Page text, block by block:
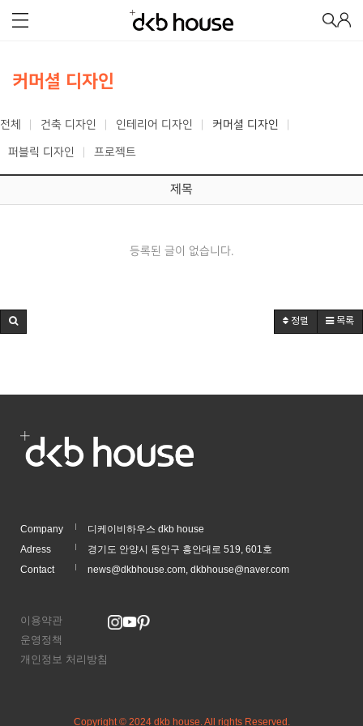
커머셜 디자인
전체 건축 디자인 인테리어 디자인 커머셜 디자인
퍼블릭 디자인 프로젝트
제목
등록된 글이 없습니다.
정렬 목록
Company
디케이비하우스 dkb house
Adress
경기도 안양시 동안구 흥안대로 519, 601호
Contact
news@dkbhouse.com, dkbhouse@naver.com
이용약관
운영정책
개인정보 처리방침
Copyright © 2024 dkb house. All rights Reserved.